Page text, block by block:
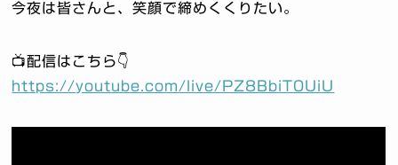
今夜は皆さんと、笑顔で締めくくりたい。
📺配信はこちら👇
https://youtube.com/live/PZ8BbiT0UiU